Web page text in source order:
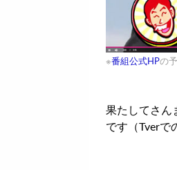
※番組公式HPの
果たしてさん
です（Tverで